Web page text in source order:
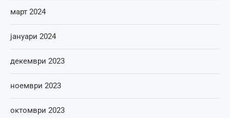
март 2024
јануари 2024
декември 2023
ноември 2023
октомври 2023